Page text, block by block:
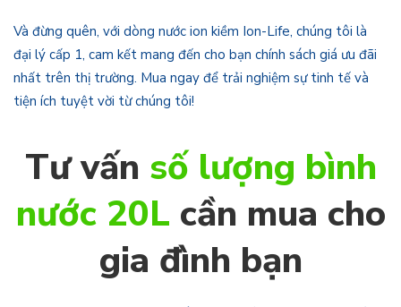
Và đừng quên, với dòng nước ion kiềm Ion-Life, chúng tôi là
đại lý cấp 1, cam kết mang đến cho bạn chính sách giá ưu đãi
nhất trên thị trường. Mua ngay để trải nghiệm sự tinh tế và
tiện ích tuyệt vời từ chúng tôi!
Tư vấn số lượng bình
nước 20L cần mua cho
gia đình bạn